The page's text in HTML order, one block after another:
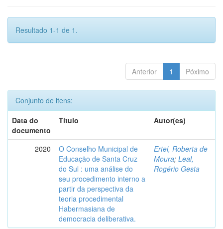
Resultado 1-1 de 1.
Anterior 1 Póximo
Conjunto de itens:
Data do
documento
Título Autor(es)
2020
O Conselho Municipal de
Educação de Santa Cruz
do Sul : uma análise do
seu procedimento interno a
partir da perspectiva da
teoria procedimental
Habermasiana de
democracia deliberativa.
Ertel, Roberta de
Moura; Leal,
Rogério Gesta